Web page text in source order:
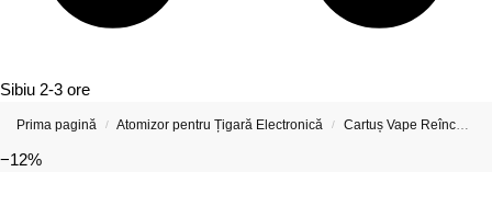
Sibiu 2-3 ore
Prima pagină / Atomizor pentru Țigară Electronică / Cartuș Vape Reîncărcabil Pentru Țigară Electronică
−12%